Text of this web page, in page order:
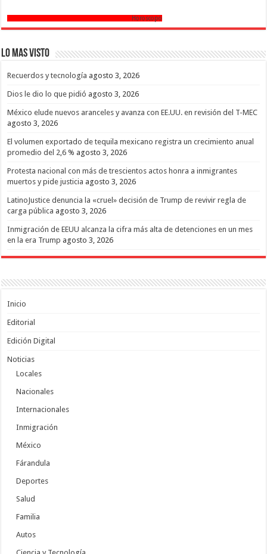
Horoscopo
Lo mas Visto
Recuerdos y tecnología agosto 3, 2026
Dios le dio lo que pidió agosto 3, 2026
México elude nuevos aranceles y avanza con EE.UU. en revisión del T-MEC
agosto 3, 2026
El volumen exportado de tequila mexicano registra un crecimiento anual
promedio del 2,6 % agosto 3, 2026
Protesta nacional con más de trescientos actos honra a inmigrantes
muertos y pide justicia agosto 3, 2026
LatinoJustice denuncia la «cruel» decisión de Trump de revivir regla de
carga pública agosto 3, 2026
Inmigración de EEUU alcanza la cifra más alta de detenciones en un mes
en la era Trump agosto 3, 2026
Inicio
Editorial
Edición Digital
Noticias
Locales
Nacionales
Internacionales
Inmigración
México
Fárandula
Deportes
Salud
Familia
Autos